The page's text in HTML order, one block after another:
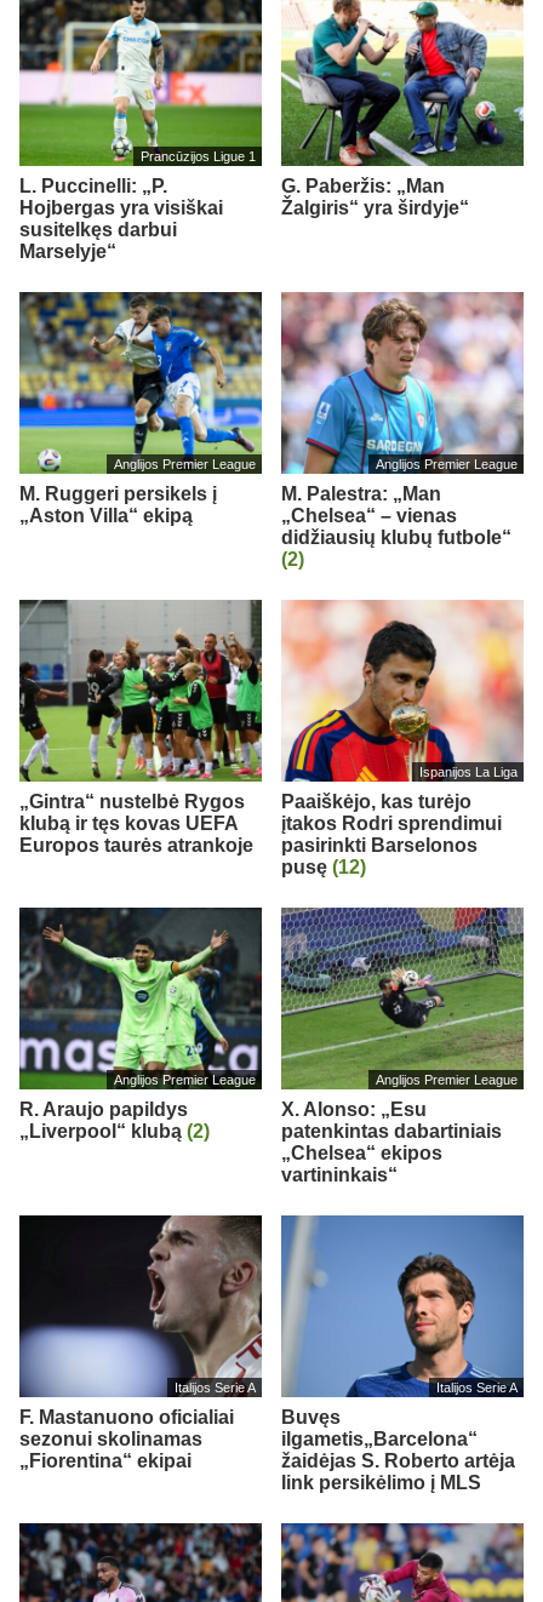
Prancūzijos Ligue 1
L. Puccinelli: „P.
Hojbergas yra visiškai
susitelkęs darbui
Marselyje“
G. Paberžis: „Man
Žalgiris“ yra širdyje“
Anglijos Premier League
M. Ruggeri persikels į
„Aston Villa“ ekipą
Anglijos Premier League
M. Palestra: „Man
„Chelsea“ – vienas
didžiausių klubų futbole“
(2)
„Gintra“ nustelbė Rygos
klubą ir tęs kovas UEFA
Europos taurės atrankoje
Ispanijos La Liga
Paaiškėjo, kas turėjo
įtakos Rodri sprendimui
pasirinkti Barselonos
pusę (12)
Anglijos Premier League
R. Araujo papildys
„Liverpool“ klubą (2)
Anglijos Premier League
X. Alonso: „Esu
patenkintas dabartiniais
„Chelsea“ ekipos
vartininkais“
Italijos Serie A
F. Mastanuono oficialiai
sezonui skolinamas
„Fiorentina“ ekipai
Italijos Serie A
Buvęs
ilgametis„Barcelona“
žaidėjas S. Roberto artėja
link persikėlimo į MLS